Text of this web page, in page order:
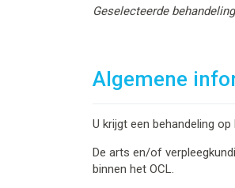
Geselecteerde
Algemene
U krijgt een behandeling
De arts en/of
binnen het OCL.